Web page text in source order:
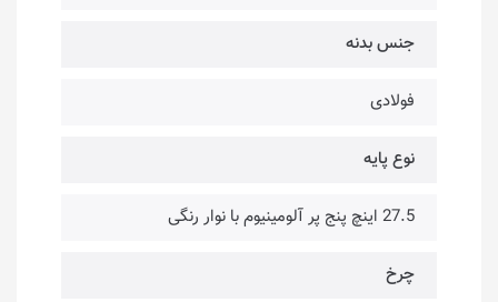
جنس بدنه
فولادی
نوع پایه
27.5 اینچ پنج پر آلومینیوم با نوار رنگی
چرخ